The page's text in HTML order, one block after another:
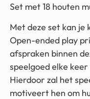
Set met 18 houten
Met deze set kan je
Open-ended play
afspraken binnen
speelgoed elke
Hierdoor zal het
motiveert hen om